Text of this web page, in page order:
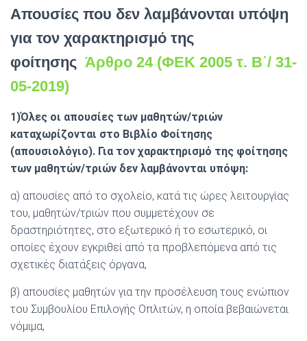
Απουσίες που δεν λαμβάνονται υπόψη
για τον χαρακτηρισμό της
φοίτησης Άρθρο 24 (ΦΕΚ 2005 τ. Β΄/ 31-
05-2019)
1)Όλες οι απουσίες των μαθητών/τριών
καταχωρίζονται στο Βιβλίο Φοίτησης
(απουσιολόγιο). Για τον χαρακτηρισμό της φοίτησης
των μαθητών/τριών δεν λαμβάνονται υπόψη:
α) απουσίες από το σχολείο, κατά τις ώρες λειτουργίας
του, μαθητών/τριών που συμμετέχουν σε
δραστηριότητες, στο εξωτερικό ή το εσωτερικό, οι
οποίες έχουν εγκριθεί από τα προβλεπόμενα από τις
σχετικές διατάξεις όργανα,
β) απουσίες μαθητών για την προσέλευση τους ενώπιον
του Συμβουλίου Επιλογής Οπλιτών, η οποία βεβαιώνεται
νόμιμα,